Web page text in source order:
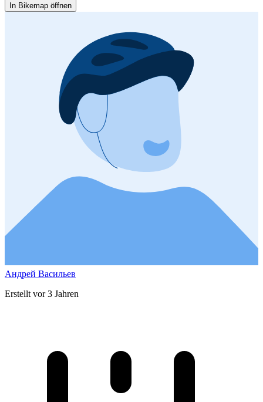
In Bikemap öffnen
Андрей Васильев
Erstellt vor 3 Jahren